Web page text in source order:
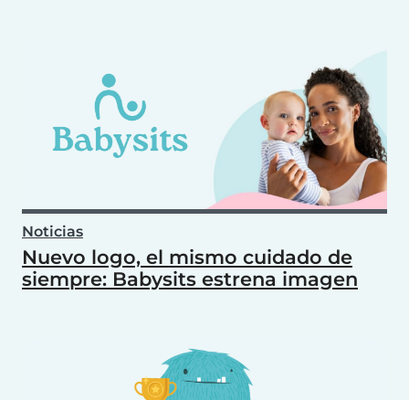
Noticias
Nuevo logo, el mismo cuidado de
siempre: Babysits estrena imagen